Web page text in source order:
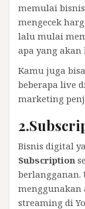
memulai
mengecek
lalu mulai
apa yang
Kamu juga
beberapa live
marketing
Bisnis digital
Subscription
berlangganan.
menggunakan
streaming di